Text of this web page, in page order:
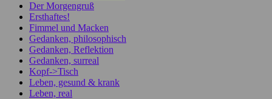
Der Morgengruß
Ersthaftes!
Fimmel und Macken
Gedanken, philosophisch
Gedanken, Reflektion
Gedanken, surreal
Kopf->Tisch
Leben, gesund & krank
Leben, real